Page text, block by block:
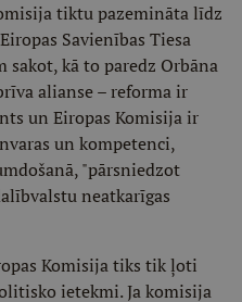
tiktu pazemināta līdz
Savienības Tiesa
kā to paredz Orbāna
alianse – reforma ir
un Eiropas Komisija ir
un kompetenci,
"pārsniedzot
neatkarīgas
Komisija tiks tik ļoti
ietekmi. Ja komisija